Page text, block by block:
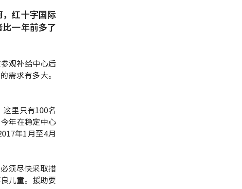
红十字国际
一年前多了
观补给中心后
需求有多大。
里只有100名
年在稳定中心
年1月至4月
须尽快采取措
儿童。援助要